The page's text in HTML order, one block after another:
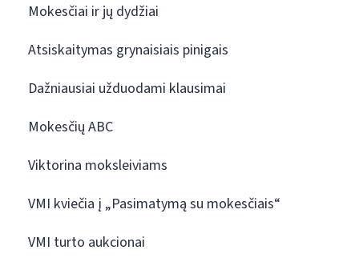
Mokesčiai ir jų dydžiai
Atsiskaitymas grynaisiais pinigais
Dažniausiai užduodami klausimai
Mokesčių ABC
Viktorina moksleiviams
VMI kviečia į „Pasimatymą su mokesčiais“
VMI turto aukcionai